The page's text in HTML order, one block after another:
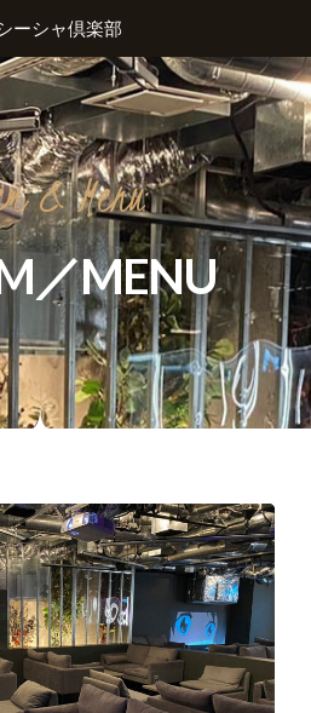
ーシャ倶楽部
&Menu
／MENU